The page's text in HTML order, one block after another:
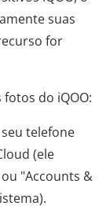
suas
for
do iQOO:
telefone
(ele
"Accounts &